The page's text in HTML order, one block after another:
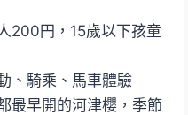
200円，15歲以下孩童
、騎乘、馬車體驗
最早開的河津櫻，季節